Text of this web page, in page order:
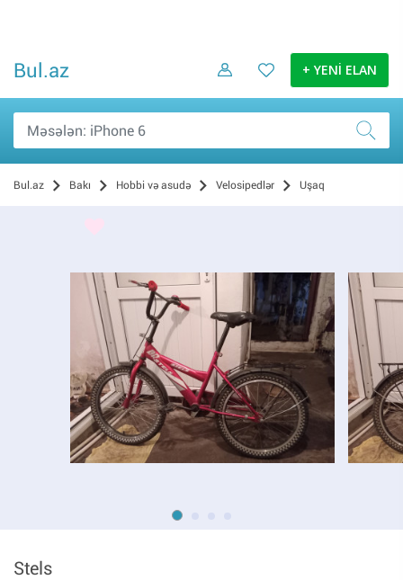
Bul.az + YENİ ELAN
Bul.az Bakı Hobbi və asudə Velosipedlər Uşaq
Stels